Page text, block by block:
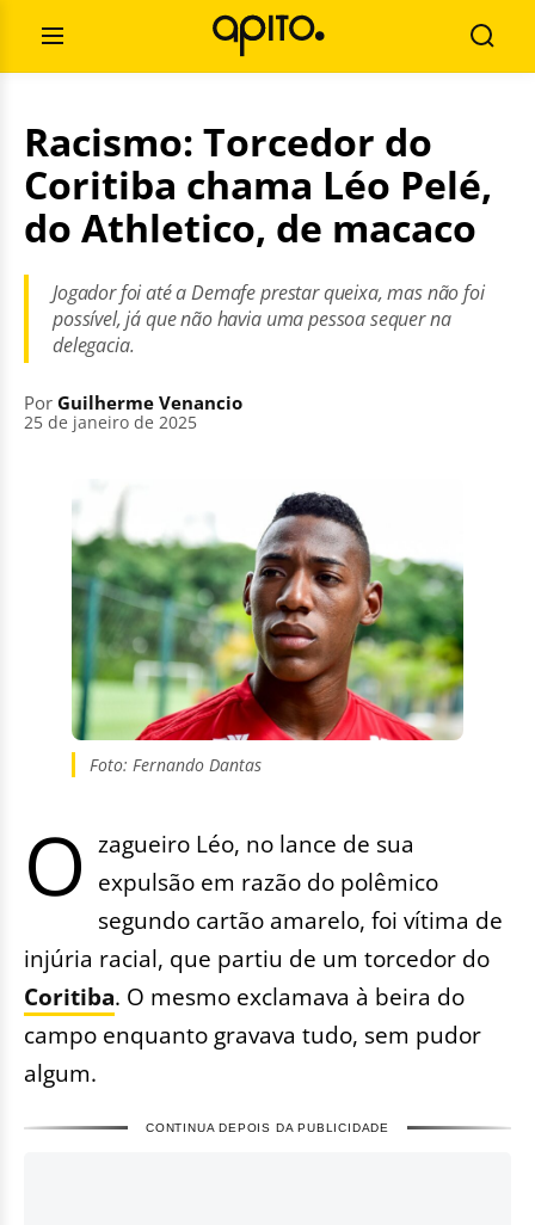
conteúdo
Abrir
Menu
por:
Racismo: Torcedor do
Coritiba chama Léo Pelé,
do Athletico, de macaco
Jogador foi até a Demafe prestar queixa, mas não foi
possível, já que não havia uma pessoa sequer na
delegacia.
Por Guilherme Venancio
25 de janeiro de 2025
Foto: Fernando Dantas
O zagueiro Léo, no lance de sua
expulsão em razão do polêmico
segundo cartão amarelo, foi vítima de
injúria racial, que partiu de um torcedor do
Coritiba. O mesmo exclamava à beira do
campo enquanto gravava tudo, sem pudor
algum.
CONTINUA DEPOIS DA PUBLICIDADE